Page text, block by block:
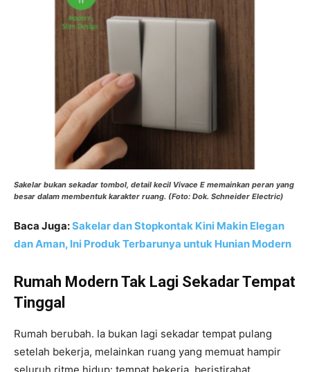
Sakelar bukan sekadar tombol, detail kecil Vivace E memainkan peran yang
besar dalam membentuk karakter ruang. (Foto: Dok. Schneider Electric)
Baca Juga:Sakelar dan Stopkontak Kini Makin Elegan
dan Aman, Ini Produk Terbarunya untuk Hunian Modern
Rumah Modern Tak Lagi Sekadar Tempat
Tinggal
Rumah berubah. Ia bukan lagi sekadar tempat pulang
setelah bekerja, melainkan ruang yang memuat hampir